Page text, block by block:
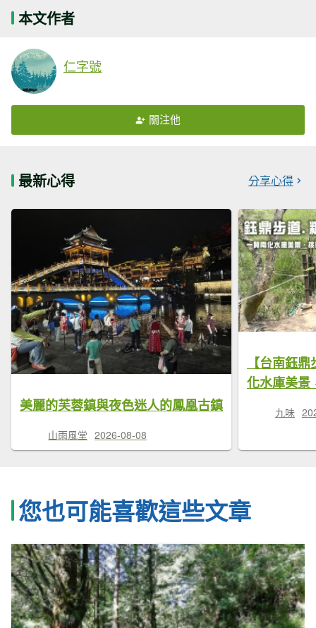
本文作者
仁字號
關注他
最新心得 分享心得
美麗的芙蓉鎮與夜色迷人的鳳凰古鎮
山雨風堂 2026-08-08
【台南鈺
化水庫美景
九味
您也可能喜歡這些文章